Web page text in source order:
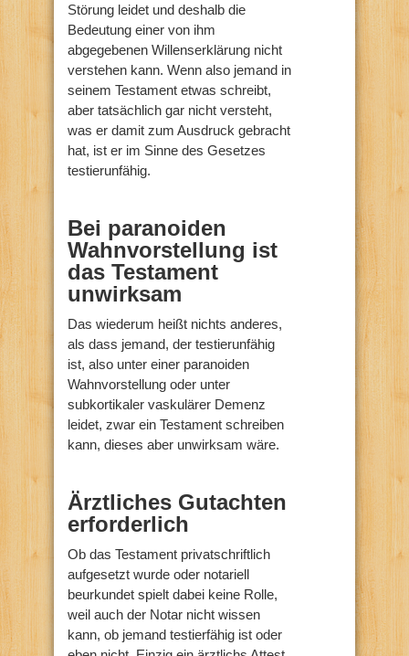
Störung leidet und deshalb die
Bedeutung einer von ihm
abgegebenen Willenserklärung nicht
verstehen kann. Wenn also jemand in
seinem Testament etwas schreibt,
aber tatsächlich gar nicht versteht,
was er damit zum Ausdruck gebracht
hat, ist er im Sinne des Gesetzes
testierunfähig.
Bei paranoiden
Wahnvorstellung ist
das Testament
unwirksam
Das wiederum heißt nichts anderes,
als dass jemand, der testierunfähig
ist, also unter einer paranoiden
Wahnvorstellung oder unter
subkortikaler vaskulärer Demenz
leidet, zwar ein Testament schreiben
kann, dieses aber unwirksam wäre.
Ärztliches Gutachten
erforderlich
Ob das Testament privatschriftlich
aufgesetzt wurde oder notariell
beurkundet spielt dabei keine Rolle,
weil auch der Notar nicht wissen
kann, ob jemand testierfähig ist oder